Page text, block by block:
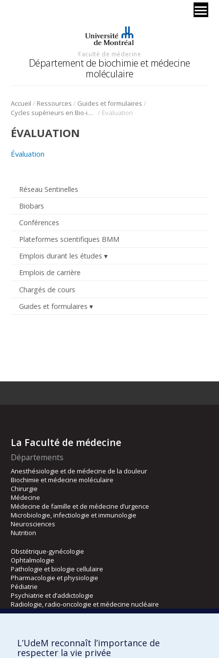
Faculté de médecine
Département de biochimie et médecine
moléculaire
Accueil / Ressources / Guides et formulaires /
Cycles supérieurs en Bio-informatique
/ Évaluation
Réseau Sentinelles
Biobars
Conférences
Plateformes scientifiques BMM
Emplois durant les études
Emplois de carrière
Chargés de cours
Guides et formulaires
ÉVALUATION
Évaluation
La Faculté de médecine
Départements
Anesthésiologie et de médecine de la douleur
Biochimie et médecine moléculaire
Chirurgie
Médecine
Médecine de famille et de médecine d’urgence
Microbiologie, infectiologie et immunologie
Neurosciences
Nutrition
Obstétrique-gynécologie
Ophtalmologie
Pathologie et biologie cellulaire
Pharmacologie et physiologie
Pédiatrie
Psychiatrie et d’addictologie
Radiologie, radio-oncologie et médecine nucléaire
Écoles
Kinésiologie et des sciences de l’activité physique
L’UdeM reconnaît l’importance de
respecter la vie privée